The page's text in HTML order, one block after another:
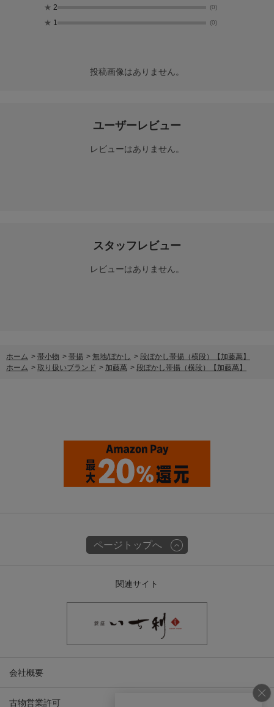
★ 2 (0)
★ 1 (0)
投稿画像はありません。
ユーザーレビュー
レビューはありません。
スタッフレビュー
レビューはありません。
ホーム > 帯小物 > 帯揚 > 無地/ぼかし > 段ぼかし帯揚（横段）【加藤萬】
ホーム > 取り扱いブランド > 加藤萬 > 段ぼかし帯揚（横段）【加藤萬】
ページトップへ
関連サイト
会社概要
古物営業許可